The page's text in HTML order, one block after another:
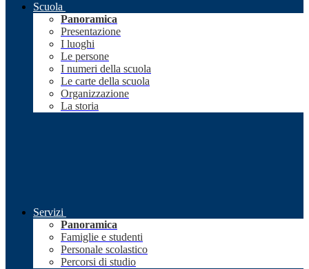
Scuola
Panoramica
Presentazione
I luoghi
Le persone
I numeri della scuola
Le carte della scuola
Organizzazione
La storia
Servizi
Panoramica
Famiglie e studenti
Personale scolastico
Percorsi di studio